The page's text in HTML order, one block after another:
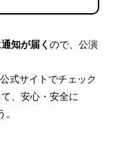
知が届く ので、公演
式サイトでチェック
、安心・安全に